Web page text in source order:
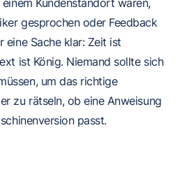
gesprochen oder Feedback
eine Sache klar: Zeit ist
ist König. Niemand sollte sich
um das richtige
zu rätseln, ob eine Anweisung
passt.